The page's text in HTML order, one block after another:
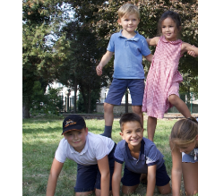
–
Bourges